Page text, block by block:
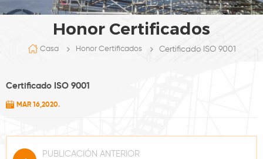
Honor Certificados
Casa Honor Certificados Certificado ISO 9001
Certificado ISO 9001
MAR 16,2020.
PUBLICACIÓN ANTERIOR